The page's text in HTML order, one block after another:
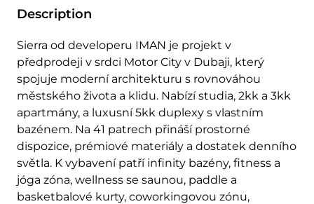
Description
Sierra od developeru IMAN je projekt v
předprodeji v srdci Motor City v Dubaji, který
spojuje moderní architekturu s rovnováhou
městského života a klidu. Nabízí studia, 2kk a 3kk
apartmány, a luxusní 5kk duplexy s vlastním
bazénem. Na 41 patrech přináší prostorné
dispozice, prémiové materiály a dostatek denního
světla. K vybavení patří infinity bazény, fitness a
jóga zóna, wellness se saunou, paddle a
basketbalové kurty, coworkingovou zónu,